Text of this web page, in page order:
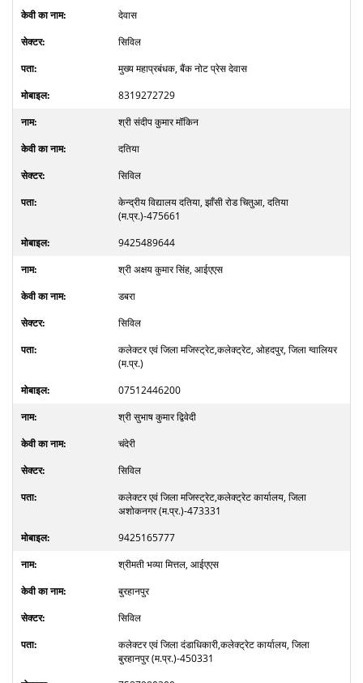
देवास
सिविल
मुख्य महाप्रबंधक, बैंक नोट प्रेस देवास
8319272729
श्री संदीप कुमार मॉकिन
दतिया
सिविल
केन्द्रीय विद्यालय दतिया, झाँसी रोड चितुआ, दतिया
(म.प्र.)-475661
9425489644
श्री अक्षय कुमार सिंह, आईएएस
डबरा
सिविल
कलेक्टर एवं जिला मजिस्ट्रेट,कलेक्ट्रेट, ओहदपुर, जिला ग्वालियर
(म.प्र.)
07512446200
श्री सुभाष कुमार द्विवेदी
चंदेरी
सिविल
कलेक्टर एवं जिला मजिस्ट्रेट,कलेक्ट्रेट कार्यालय, जिला
अशोकनगर (म.प्र.)-473331
9425165777
श्रीमती भव्या मित्तल, आईएएस
बुरहानपुर
सिविल
कलेक्टर एवं जिला दंडाधिकारी,कलेक्ट्रेट कार्यालय, जिला
बुरहानपुर (म.प्र.)-450331